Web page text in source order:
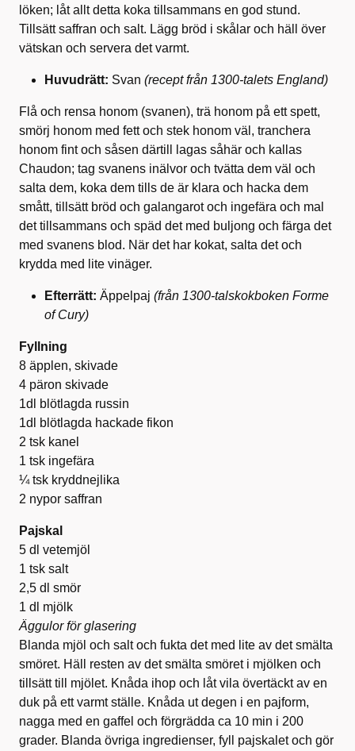
löken; låt allt detta koka tillsammans en god stund.
Tillsätt saffran och salt. Lägg bröd i skålar och häll över
vätskan och servera det varmt.
Huvudrätt: Svan (recept från 1300-talets England)
Flå och rensa honom (svanen), trä honom på ett spett,
smörj honom med fett och stek honom väl, tranchera
honom fint och såsen därtill lagas såhär och kallas
Chaudon; tag svanens inälvor och tvätta dem väl och
salta dem, koka dem tills de är klara och hacka dem
smått, tillsätt bröd och galangarot och ingefära och mal
det tillsammans och späd det med buljong och färga det
med svanens blod. När det har kokat, salta det och
krydda med lite vinäger.
Efterrätt: Äppelpaj (från 1300-talskokboken Forme
of Cury)
Fyllning
8 äpplen, skivade
4 päron skivade
1dl blötlagda russin
1dl blötlagda hackade fikon
2 tsk kanel
1 tsk ingefära
¼ tsk kryddnejlika
2 nypor saffran
Pajskal
5 dl vetemjöl
1 tsk salt
2,5 dl smör
1 dl mjölk
Äggulor för glasering
Blanda mjöl och salt och fukta det med lite av det smälta
smöret. Häll resten av det smälta smöret i mjölken och
tillsätt till mjölet. Knåda ihop och låt vila övertäckt av en
duk på ett varmt ställe. Knåda ut degen i en pajform,
nagga med en gaffel och förgrädda ca 10 min i 200
grader. Blanda övriga ingredienser, fyll pajskalet och gör